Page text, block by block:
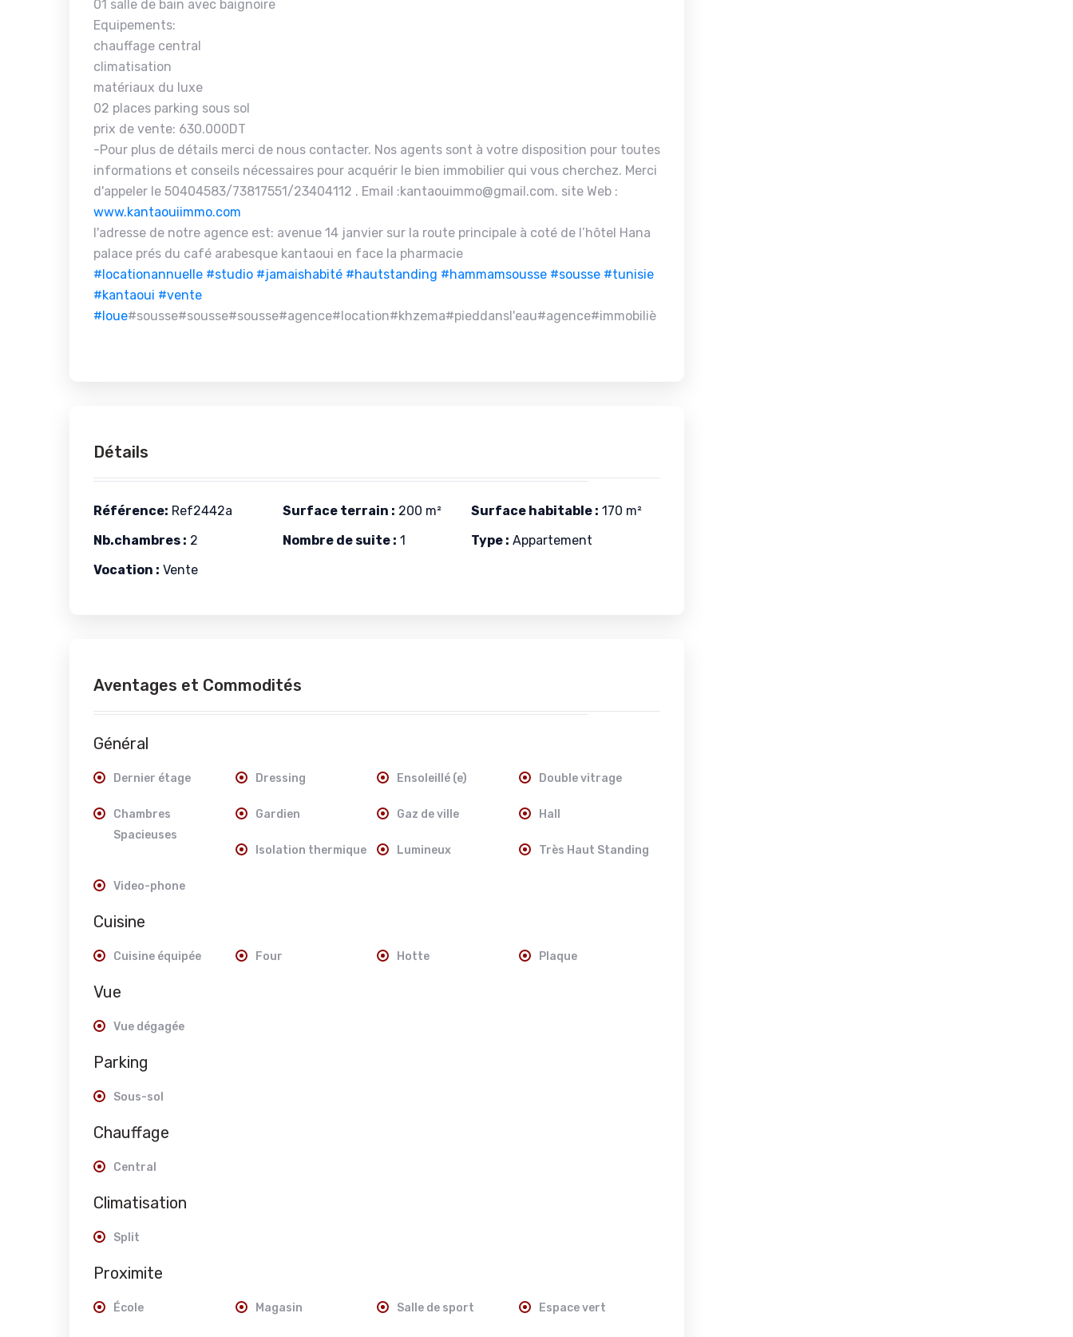
01 salle de bain avec baignoire
Equipements:
chauffage central
climatisation
matériaux du luxe
02 places parking sous sol
prix de vente: 630.000DT
-Pour plus de détails merci de nous contacter. Nos agents sont à votre disposition pour toutes
informations et conseils nécessaires pour acquérir le bien immobilier qui vous cherchez. Merci
d'appeler le 50404583/73817551/23404112 . Email :kantaouimmo@gmail.com. site Web :
www.kantaouiimmo.com
l'adresse de notre agence est: avenue 14 janvier sur la route principale à coté de l’hôtel Hana
palace prés du café arabesque kantaoui en face la pharmacie
#locationannuelle #studio #jamaishabité #hautstanding #hammamsousse #sousse #tunisie
#kantaoui #vente
#loue#sousse#sousse#sousse#agence#location#khzema#pieddansl'eau#agence#immobiliè
Détails
Référence: Ref2442a Surface terrain : 200 m² Surface habitable : 170 m²
Nb.chambres : 2 Nombre de suite : 1 Type : Appartement
Vocation : Vente
Aventages et Commodités
Général
Dernier étage Dressing Ensoleillé (e) Double vitrage
Chambres
Spacieuses
Gardien Gaz de ville Hall
Isolation thermique Lumineux Très Haut Standing
Video-phone
Cuisine
Cuisine équipée Four Hotte Plaque
Vue
Vue dégagée
Parking
Sous-sol
Chauffage
Central
Climatisation
Split
Proximite
École Magasin Salle de sport Espace vert